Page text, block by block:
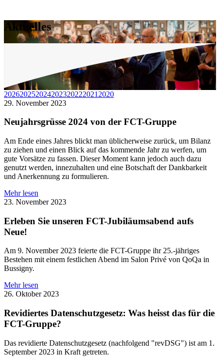
Aktuelles
202620252024202320222021 2020
29. November 2023
Neujahrsgrüsse 2024 von der FCT-Gruppe
Am Ende eines Jahres blickt man üblicherweise zurück, um Bilanz
zu ziehen und einen Blick auf das kommende Jahr zu werfen, um
gute Vorsätze zu fassen. Dieser Moment kann jedoch auch dazu
genutzt werden, innezuhalten und eine Botschaft der Dankbarkeit
und Anerkennung zu formulieren.
Mehr lesen
23. November 2023
Erleben Sie unseren FCT-Jubiläumsabend aufs
Neue!
Am 9. November 2023 feierte die FCT-Gruppe ihr 25.-jähriges
Bestehen mit einem festlichen Abend im Salon Privé von QoQa in
Bussigny.
Mehr lesen
26. Oktober 2023
Revidiertes Datenschutzgesetz: Was heisst das für die
FCT-Gruppe?
Das revidierte Datenschutzgesetz (nachfolgend "revDSG") ist am 1.
September 2023 in Kraft getreten.